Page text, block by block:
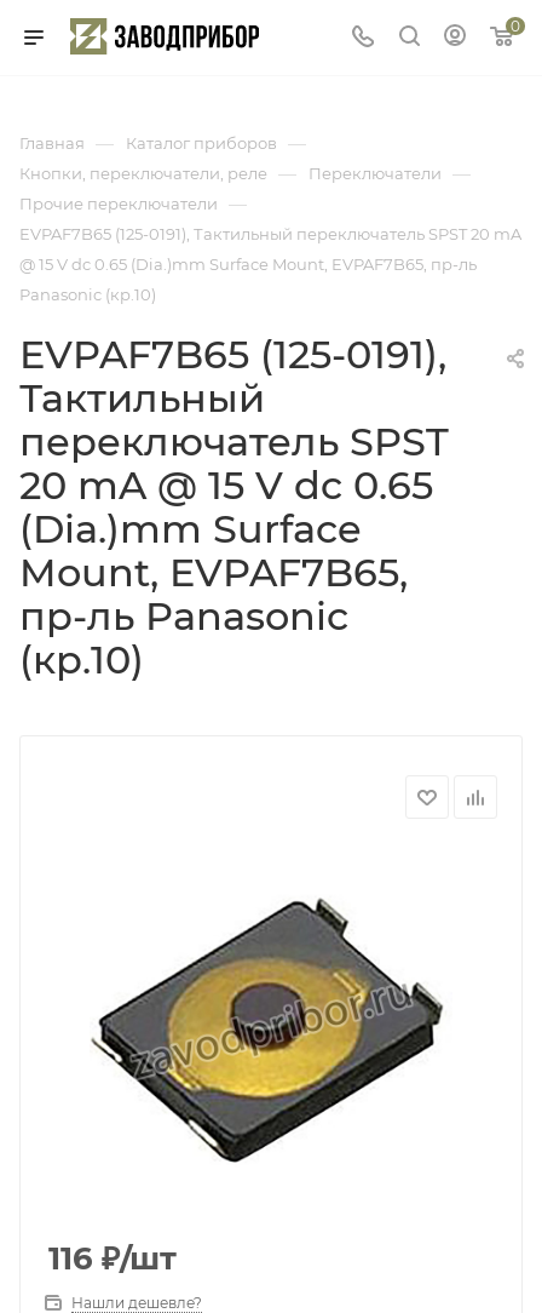
0
Главная — Каталог приборов —
Кнопки, переключатели, реле — Переключатели —
Прочие переключатели —
EVPAF7B65 (125-0191), Тактильный переключатель SPST 20 mA
@ 15 V dc 0.65 (Dia.)mm Surface Mount, EVPAF7B65, пр-ль
Panasonic (кр.10)
EVPAF7B65 (125-0191),
Тактильный
переключатель SPST
20 mA @ 15 V dc 0.65
(Dia.)mm Surface
Mount, EVPAF7B65,
пр-ль Panasonic
(кр.10)
116 ₽/шт
Нашли дешевле?